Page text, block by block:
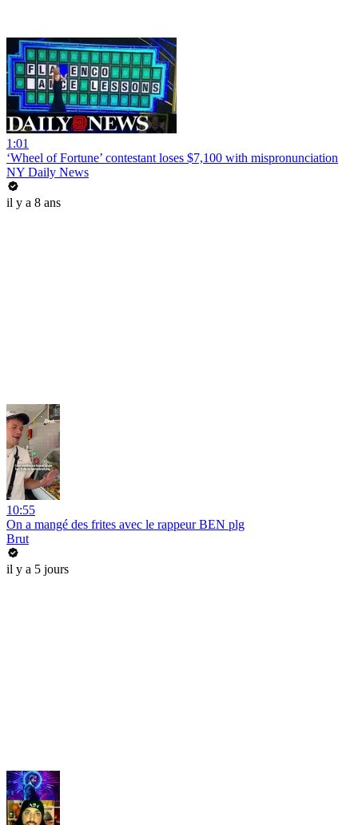
1:01
‘Wheel of Fortune’ contestant loses $7,100 with mispronunciation
NY Daily News
il y a 8 ans
10:55
On a mangé des frites avec le rappeur BEN plg
Brut
il y a 5 jours